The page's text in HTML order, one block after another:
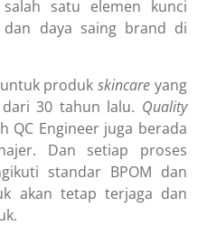
satu elemen kunci
daya saing brand di
produk skincare yang
30 tahun lalu. Quality
QC Engineer juga berada
Dan setiap proses
standar BPOM dan
akan tetap terjaga dan